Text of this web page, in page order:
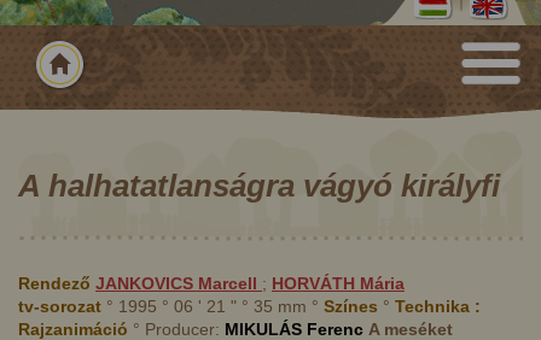
A halhatatlanságra vágyó királyfi
Rendező JANKOVICS Marcell ; HORVÁTH Mária
tv-sorozat ° 1995 ° 06 ' 21 " ° 35 mm ° Színes ° Technika :
Rajzanimáció ° Producer: MIKULÁS Ferenc A meséket